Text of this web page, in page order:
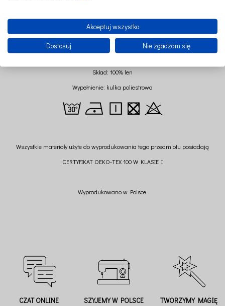
Skład: 100% len
Wypełnienie: kulka poliestrowa
Wszystkie materiały użyte do wyprodukowania tego przedmiotu posiadają
CERTYFIKAT OEKO-TEX 100 W KLASIE I
Wyprodukowano w Polsce.
CZAT ONLINE SZYJEMY W POLSCE TWORZYMY MAGIĘ
Akceptuj wszystko
Dostosuj Nie zgadzam się